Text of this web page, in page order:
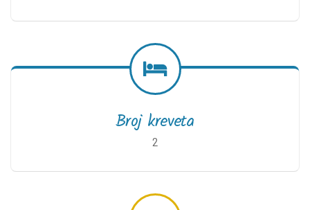
Broj kreveta
2